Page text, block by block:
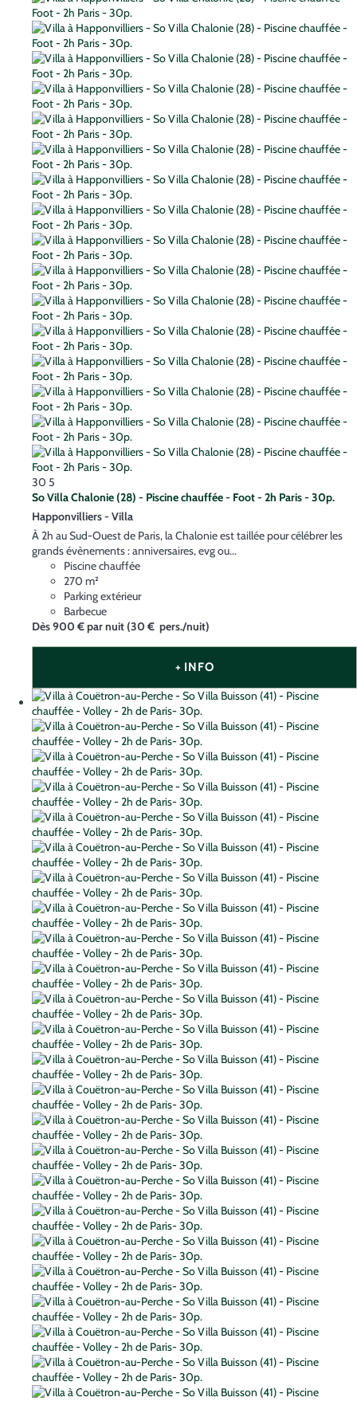
30 5
So Villa Chalonie (28) - Piscine chauffée - Foot - 2h Paris - 30p.
Happonvilliers - Villa
À 2h au Sud-Ouest de Paris, la Chalonie est taillée pour célébrer les
grands évènements : anniversaires, evg ou...
Piscine chauffée
270 m²
Parking extérieur
Barbecue
Dès900 €par nuit(30 € pers./nuit)
+ INFO